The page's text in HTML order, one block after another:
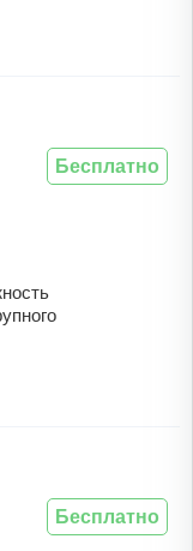
Бесплатно
Бесплатно